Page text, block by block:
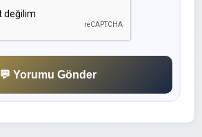
💬 Yorumu Gönder